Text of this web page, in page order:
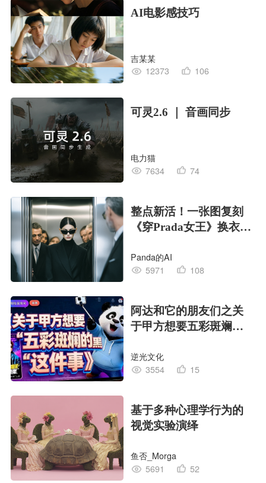
AI电影感技巧
吉某某
12373
106
可灵2.6 ｜ 音画同步
电力猫
7634
74
整点新活！一张图复刻
《穿Prada女王》换衣片
Panda的AI
5971
108
阿达和它的朋友们之关
于甲方想要五彩斑斓的
逆光文化
3554
15
基于多种心理学行为的
视觉实验演绎
鱼否_Morga
5691
52